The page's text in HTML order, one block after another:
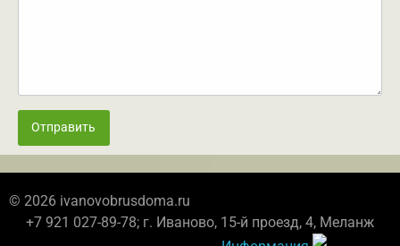
Отправить
© 2026 ivanovobrusdoma.ru
+7 921 027-89-78; г. Иваново, 15-й проезд, 4, Меланж